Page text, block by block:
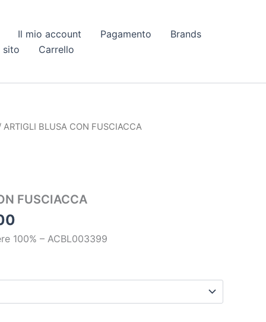
Il mio account Pagamento
Brands
sito
Carrello
BLUSA CON FUSCIACCA
FUSCIACCA
Fascia
a
100% – ACBL003399